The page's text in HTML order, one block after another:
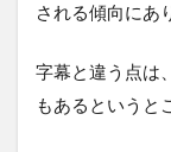
される傾向にあ
字幕と違う点は
もあるというと